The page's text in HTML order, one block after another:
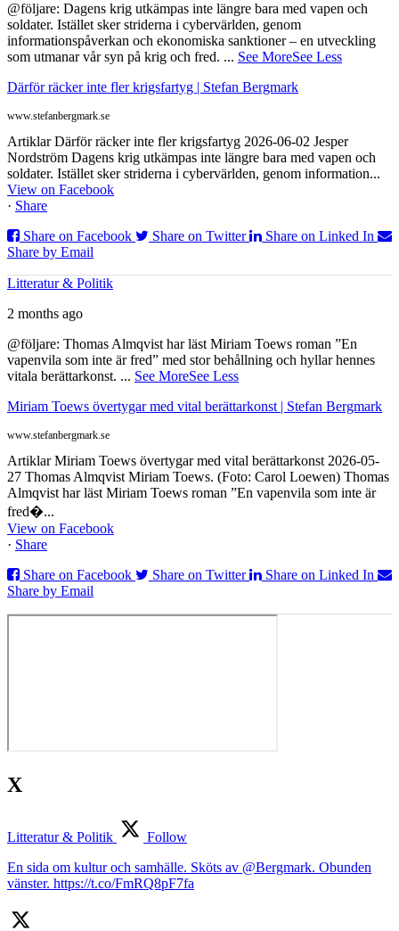
@följare: Dagens krig utkämpas inte längre bara med vapen och
soldater. Istället sker striderna i cybervärlden, genom
informationspåverkan och ekonomiska sanktioner – en utveckling
som utmanar vår syn på krig och fred. ... See MoreSee Less
Därför räcker inte fler krigsfartyg | Stefan Bergmark
www.stefanbergmark.se
Artiklar Därför räcker inte fler krigsfartyg 2026-06-02 Jesper
Nordström Dagens krig utkämpas inte längre bara med vapen och
soldater. Istället sker striderna i cybervärlden, genom information...
View on Facebook
· Share
Share on Facebook
Share on Twitter
Share on Linked In
Share by Email
Litteratur & Politik
2 months ago
@följare: Thomas Almqvist har läst Miriam Toews roman ”En
vapenvila som inte är fred” med stor behållning och hyllar hennes
vitala berättarkonst. ... See MoreSee Less
Miriam Toews övertygar med vital berättarkonst | Stefan Bergmark
www.stefanbergmark.se
Artiklar Miriam Toews övertygar med vital berättarkonst 2026-05-
27 Thomas Almqvist Miriam Toews. (Foto: Carol Loewen) Thomas
Almqvist har läst Miriam Toews roman ”En vapenvila som inte är
fred�...
View on Facebook
· Share
Share on Facebook
Share on Twitter
Share on Linked In
Share by Email
X
Litteratur & Politik
Follow
En sida om kultur och samhälle. Sköts av @Bergmark. Obunden
vänster. https://t.co/FmRQ8pF7fa